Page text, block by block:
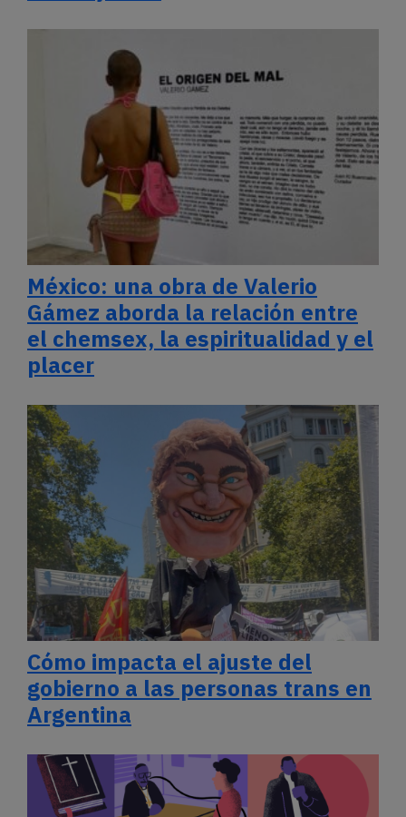
México: una obra de Valerio
Gámez aborda la relación entre
el chemsex, la espiritualidad y el
placer
Cómo impacta el ajuste del
gobierno a las personas trans en
Argentina